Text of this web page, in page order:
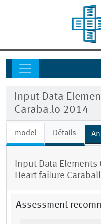
Input Data
Caraballo 2014
model Détails
Input Data Elements
Heart failure
Assessment